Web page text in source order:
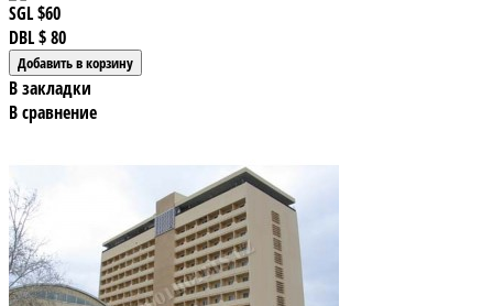
SGL$60
DBL$ 80
В закладки
В сравнение